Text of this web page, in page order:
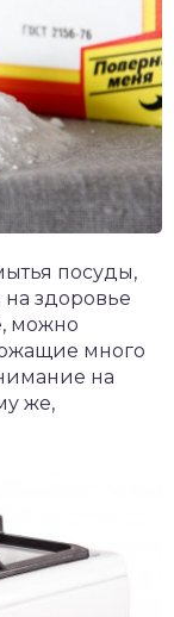
посуды,
на здоровье
можно
много
на
же,